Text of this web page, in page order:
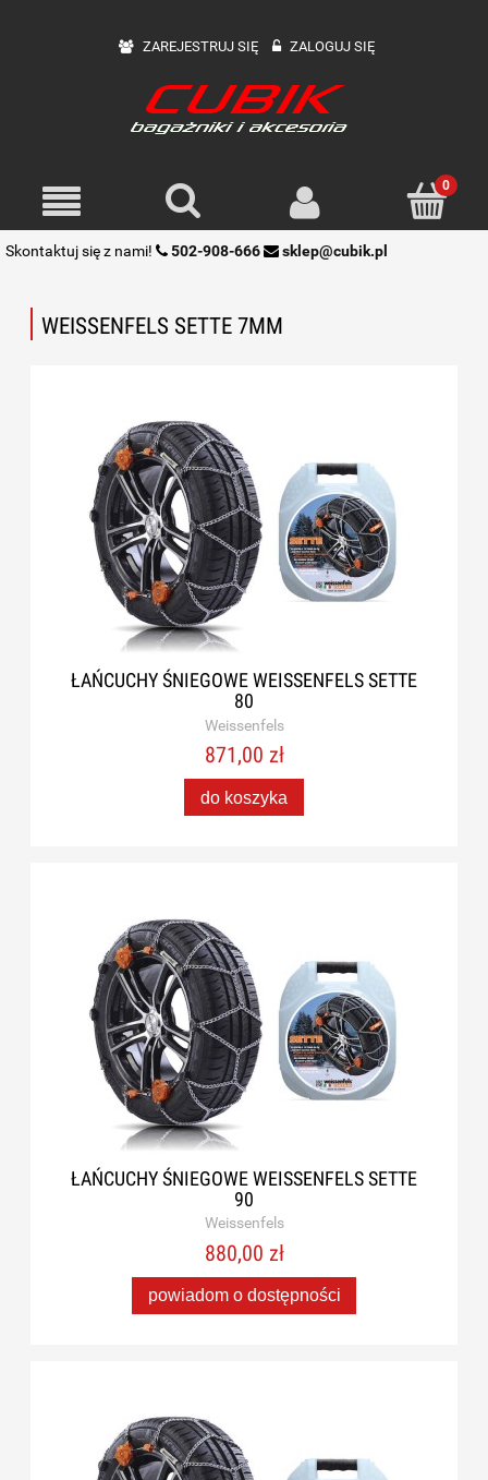
ZAREJESTRUJ SIĘ ZALOGUJ SIĘ
Skontaktuj się z nami! 502-908-666 sklep@cubik.pl
WEISSENFELS SETTE 7MM
ŁAŃCUCHY ŚNIEGOWE WEISSENFELS SETTE
80
Weissenfels
871,00 zł
do koszyka
ŁAŃCUCHY ŚNIEGOWE WEISSENFELS SETTE
90
Weissenfels
880,00 zł
powiadom o dostępności